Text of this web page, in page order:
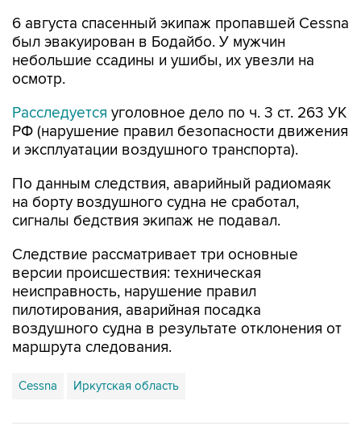
6 августа спасенный экипаж пропавшей Cessna
был эвакуирован в Бодайбо. У мужчин
небольшие ссадины и ушибы, их увезли на
осмотр.
Расследуется уголовное дело по ч. 3 ст. 263 УК
РФ (нарушение правил безопасности движения
и эксплуатации воздушного транспорта).
По данным следствия, аварийный радиомаяк
на борту воздушного судна не сработал,
сигналы бедствия экипаж не подавал.
Следствие рассматривает три основные
версии происшествия: техническая
неисправность, нарушение правил
пилотирования, аварийная посадка
воздушного судна в результате отклонения от
маршрута следования.
Cessna Иркутская область